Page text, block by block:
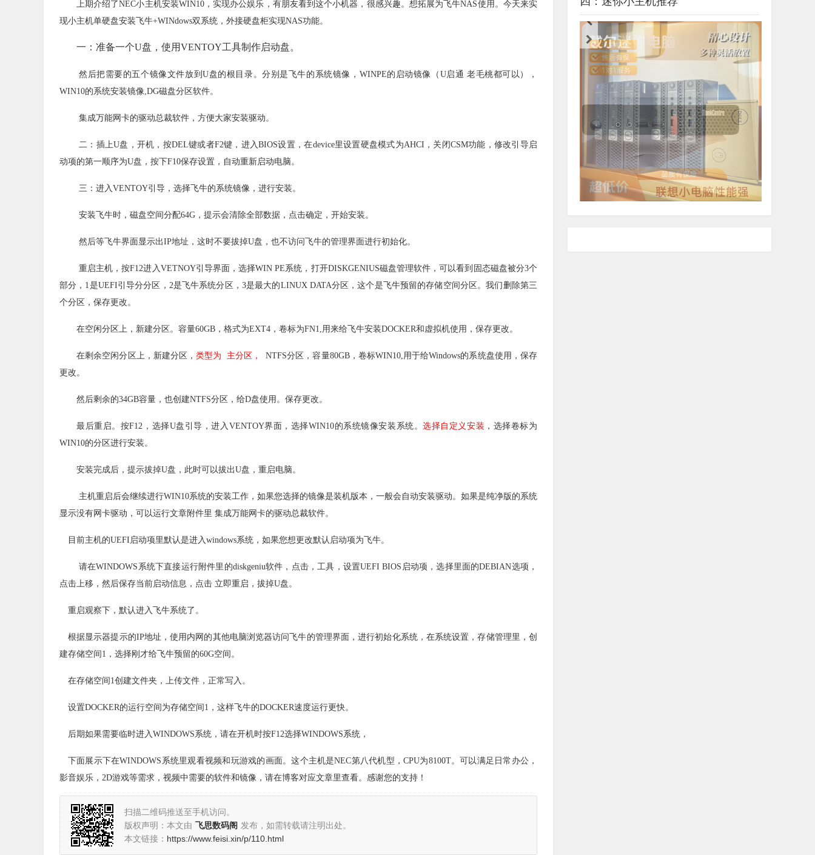
上期介绍了NEC小主机安装WIN10，实现办公娱乐，有朋友看到这个小机器，很感兴趣。想拓展为飞牛NAS使用。今天来实
现小主机单硬盘安装飞牛+WINdows双系统，外接硬盘柜实现NAS功能。
一：准备一个U盘，使用VENTOY工具制作启动盘。
然后把需要的五个镜像文件放到U盘的根目录。分别是飞牛的系统镜像，WINPE的启动镜像（U启通 老毛桃都可以），
WIN10的系统安装镜像,DG磁盘分区软件。
集成万能网卡的驱动总裁软件，方便大家安装驱动。
二：插上U盘，开机，按DEL键或者F2键，进入BIOS设置，在device里设置硬盘模式为AHCI，关闭CSM功能，修改引导启
动项的第一顺序为U盘，按下F10保存设置，自动重新启动电脑。
三：进入VENTOY引导，选择飞牛的系统镜像，进行安装。
安装飞牛时，磁盘空间分配64G，提示会清除全部数据，点击确定，开始安装。
然后等飞牛界面显示出IP地址，这时不要拔掉U盘，也不访问飞牛的管理界面进行初始化。
重启主机，按F12进入VETNOY引导界面，选择WIN PE系统，打开DISKGENIUS磁盘管理软件，可以看到固态磁盘被分3个
部分，1是UEFI引导分分区，2是飞牛系统分区，3是最大的LINUX DATA分区，这个是飞牛预留的存储空间分区。我们删除第三
个分区，保存更改。
在空闲分区上，新建分区。容量60GB，格式为EXT4，卷标为FN1,用来给飞牛安装DOCKER和虚拟机使用，保存更改。
在剩余空闲分区上，新建分区，类型为 主分区，
NTFS分区，容量80GB，卷标WIN10,用于给Windows的系统盘使用，保存
更改。
然后剩余的34GB容量，也创建NTFS分区，给D盘使用。保存更改。
最后重启。按F12，选择U盘引导，进入VENTOY界面，选择WIN10的系统镜像安装系统。选择自定义安装 ，选择卷标为
WIN10的分区进行安装。
安装完成后，提示拔掉U盘，此时可以拔出U盘，重启电脑。
主机重启后会继续进行WIN10系统的安装工作，如果您选择的镜像是装机版本，一般会自动安装驱动。如果是纯净版的系统
显示没有网卡驱动，可以运行文章附件里 集成万能网卡的驱动总裁软件。
目前主机的UEFI启动项里默认是进入windows系统，如果您想更改默认启动项为飞牛。
请在WINDOWS系统下直接运行附件里的diskgeniu软件，点击，工具，设置UEFI BIOS启动项，选择里面的DEBIAN选项，
点击上移，然后保存当前启动信息，点击 立即重启，拔掉U盘。
重启观察下，默认进入飞牛系统了。
根据显示器提示的IP地址，使用内网的其他电脑浏览器访问飞牛的管理界面，进行初始化系统，在系统设置，存储管理里，创
建存储空间1，选择刚才给飞牛预留的60G空间。
在存储空间1创建文件夹，上传文件，正常写入。
设置DOCKER的运行空间为存储空间1，这样飞牛的DOCKER速度运行更快。
后期如果需要临时进入WINDOWS系统，请在开机时按F12选择WINDOWS系统，
下面展示下在WINDOWS系统里观看视频和玩游戏的画面。这个主机是NEC第八代机型，CPU为8100T。可以满足日常办公，
影音娱乐，2D游戏等需求，视频中需要的软件和镜像，请在博客对应文章里查看。感谢您的支持！
扫描二维码推送至手机访问。
版权声明：本文由 飞思数码阁 发布，如需转载请注明出处。
本文链接： https://www.feisi.xin/p/110.html